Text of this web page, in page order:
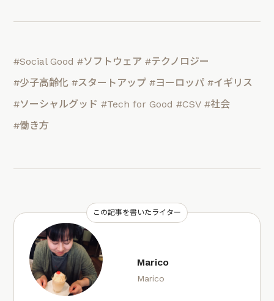
#Social Good #ソフトウェア #テクノロジー
#少子高齢化 #スタートアップ #ヨーロッパ #イギリス
#ソーシャルグッド #Tech for Good #CSV #社会
#働き方
この記事を書いたライター
Marico
Marico